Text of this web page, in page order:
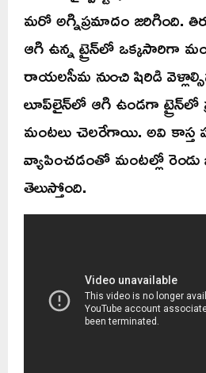
మరో అగ్నిప్రమాదం జరిగింది.
ఆగి ఉన్న ట్రైన్‌లో ఒక్కసారిగా
రాయలసీమ నుంచి షిరిడి వెళ్లాల్సిన
లూప్‌లైన్‌లో ఆగి ఉండగా ట్రైన్‌లో
మంటలు చెలరేగాయి. అవి కాస్త
వ్యాపించడంతో మంటల్లో
తెలుస్తోంది.